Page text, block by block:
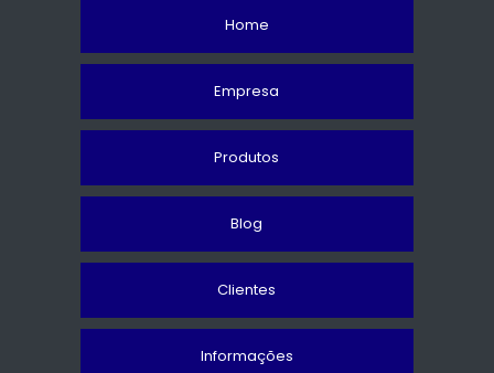
Home
Empresa
Produtos
Blog
Clientes
Informações